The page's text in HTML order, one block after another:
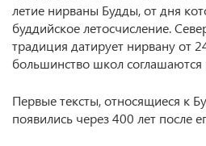
летие нирваны Будды, от дня
буддийское летосчисление.
традиция датирует нирвану от
большинство школ соглашаются
Первые тексты, относящиеся к
появились через 400 лет после